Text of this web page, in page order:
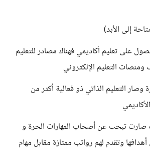
إلى الأبد)
على تعليم أكاديمي فهناك مصادر للتعليم
ومنصات التعليم الإلكتروني
وصار التعليم الذاتي ذو فعالية أكثر من
صارت تبحث عن أصحاب المهارات الحرة و
وتقدم لهم رواتب ممتازة مقابل مهام